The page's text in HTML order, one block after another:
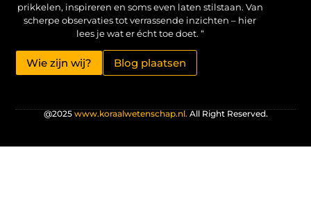
prikkelen, inspireren en soms even laten stilstaan. Van
scherpe observaties tot verrassende inzichten – hier
lees je wat er écht toe doet. “
Wie zijn wij? Blog plaatsen
@2025 www.koraalwetenschap.nl. All Right Reserved.